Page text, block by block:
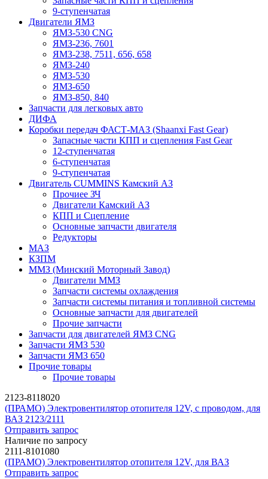
9-ступенчатая
Двигатели ЯМЗ
ЯМЗ-530 CNG
ЯМЗ-236, 7601
ЯМЗ-238, 7511, 656, 658
ЯМЗ-240
ЯМЗ-530
ЯМЗ-650
ЯМЗ-850, 840
Запчасти для легковых авто
ДИФА
Коробки передач ФАСТ-МАЗ (Shaanxi Fast Gear)
Запасные части КПП и сцепления Fast Gear
12-ступенчатая
6-ступенчатая
9-ступенчатая
Двигатель CUMMINS Камский АЗ
Прочиее ЗЧ
Двигатели Камский АЗ
КПП и Сцепление
Основные запчасти двигателя
Редукторы
МАЗ
КЗПМ
ММЗ (Минский Моторный Завод)
Двигатели ММЗ
Запчасти системы охлаждения
Запчасти системы питания и топливной системы
Основные запчасти для двигателей
Прочие запчасти
Запчасти для двигателей ЯМЗ CNG
Запчасти ЯМЗ 530
Запчасти ЯМЗ 650
Прочие товары
Прочие товары
2123-8118020
(ПРАМО) Электровентилятор отопителя 12V, с проводом, для
ВАЗ 2123/2111
Отправить запрос
Наличие по запросу
2111-8101080
(ПРАМО) Электровентилятор отопителя 12V, для ВАЗ
Отправить запрос